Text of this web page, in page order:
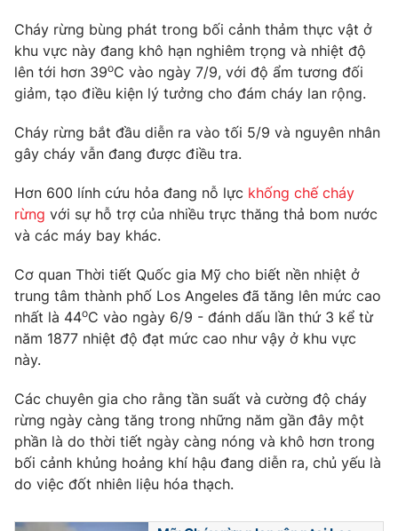
cấp ngày 29/12/2023
Tổng Biên tập:Vũ Thanh Thủy
Phó Tổng Biên tập: Nguyễn Thị Mỹ Hạnh, Phạm Quốc Thắng,
Nguyễn Trọng Ninh
Ðiện thoại Thời báo VTV:024.66 897 897
Email:
toasoan@vtv.vn
Liên hệ quảng cáo: 024-7300.7108
® Cấm sao chép dưới mọi hình thức nếu không có sự chấp
thuận bằng văn bản. Ghi rõ nguồn VTV.vn khi phát hành lại
thông tin từ website này.
Cháy rừng bùng phát trong bối cảnh thảm thực vật ở
khu vực này đang khô hạn nghiêm trọng và nhiệt độ
lên tới hơn 39oC vào ngày 7/9, với độ ẩm tương đối
giảm, tạo điều kiện lý tưởng cho đám cháy lan rộng.
Cháy rừng bắt đầu diễn ra vào tối 5/9 và nguyên nhân
gây cháy vẫn đang được điều tra.
Hơn 600 lính cứu hỏa đang nỗ lực khống chế cháy
rừng với sự hỗ trợ của nhiều trực thăng thả bom nước
và các máy bay khác.
Cơ quan Thời tiết Quốc gia Mỹ cho biết nền nhiệt ở
trung tâm thành phố Los Angeles đã tăng lên mức cao
nhất là 44oC vào ngày 6/9 - đánh dấu lần thứ 3 kể từ
năm 1877 nhiệt độ đạt mức cao như vậy ở khu vực
này.
Các chuyên gia cho rằng tần suất và cường độ cháy
rừng ngày càng tăng trong những năm gần đây một
phần là do thời tiết ngày càng nóng và khô hơn trong
bối cảnh khủng hoảng khí hậu đang diễn ra, chủ yếu là
do việc đốt nhiên liệu hóa thạch.